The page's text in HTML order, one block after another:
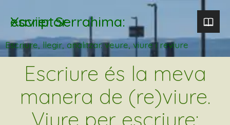
Xavier Serrahima: escriptor
Escriure, llegir, analitzar. veure, viure i reviure
Escriure és la meva
manera de (re)viure.
Viure per escriure: